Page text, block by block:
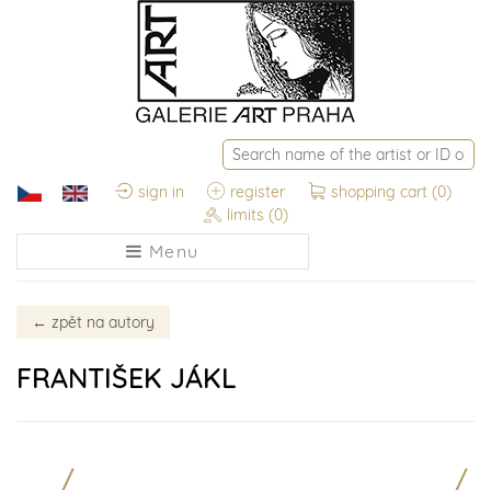
sign in register shopping cart (0)
limits (0)
Menu
← zpět na autory
FRANTIŠEK JÁKL